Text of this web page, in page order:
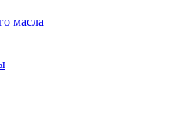
масла